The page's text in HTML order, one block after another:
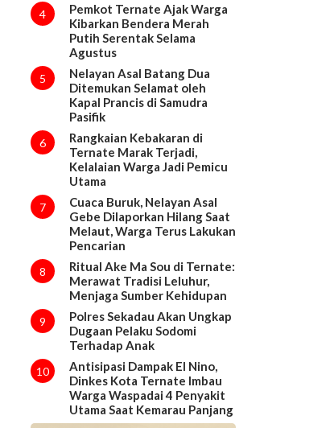
4
Pemkot Ternate Ajak Warga
Kibarkan Bendera Merah
Putih Serentak Selama
Agustus
5
Nelayan Asal Batang Dua
Ditemukan Selamat oleh
Kapal Prancis di Samudra
Pasifik
6
Rangkaian Kebakaran di
Ternate Marak Terjadi,
Kelalaian Warga Jadi Pemicu
Utama
7
Cuaca Buruk, Nelayan Asal
Gebe Dilaporkan Hilang Saat
Melaut, Warga Terus Lakukan
Pencarian
8
Ritual Ake Ma Sou di Ternate:
Merawat Tradisi Leluhur,
Menjaga Sumber Kehidupan
9
Polres Sekadau Akan Ungkap
Dugaan Pelaku Sodomi
Terhadap Anak
10
Antisipasi Dampak El Nino,
Dinkes Kota Ternate Imbau
Warga Waspadai 4 Penyakit
Utama Saat Kemarau Panjang